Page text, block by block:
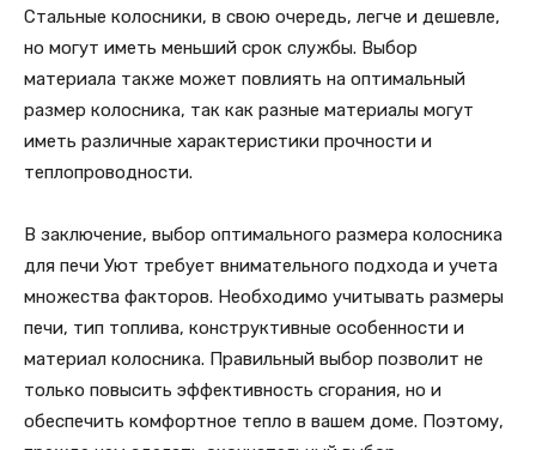
Стальные колосники, в свою очередь, легче и дешевле,
но могут иметь меньший срок службы. Выбор
материала также может повлиять на оптимальный
размер колосника, так как разные материалы могут
иметь различные характеристики прочности и
теплопроводности.
В заключение, выбор оптимального размера колосника
для печи Уют требует внимательного подхода и учета
множества факторов. Необходимо учитывать размеры
печи, тип топлива, конструктивные особенности и
материал колосника. Правильный выбор позволит не
только повысить эффективность сгорания, но и
обеспечить комфортное тепло в вашем доме. Поэтому,